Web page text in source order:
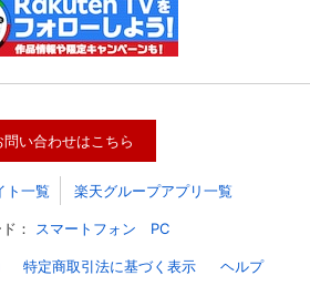
基本情報、本人連絡先、パスワード 、クレ
ジットカード情報の変更が可能です。
決済方法の変更が可能です。
問い合わせはこちら
ト一覧 楽天グループアプリ一覧
： スマートフォン PC
特定商取引法に基づく表示
ヘルプ